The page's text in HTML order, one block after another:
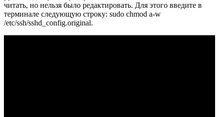
читать, но нельзя было редактировать. Для этого введите в
терминале следующую строку: sudo chmod a-w
/etc/ssh/sshd_config.original.